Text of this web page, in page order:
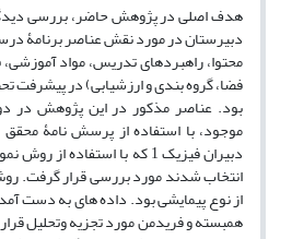
هدف اصلی در پژوهش حاضر، بررسی
محتوا، راهبردهای تدریس، مواد آموزشی،
فضا، گروه بندی و ارزشیابی) در پیشرفت
بود. عناصر مذکور در این پژوهش در
دبیران فیزیک 1 که با
انتخاب شدند مورد بررسی قرار گرفت.
همبسته و فریدمن مورد تجزیه وتحلیل